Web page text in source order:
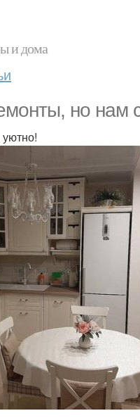
и дома
но нам